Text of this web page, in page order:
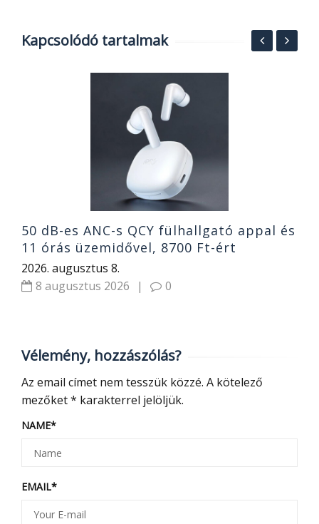
Kapcsolódó tartalmak
50 dB-es ANC-s QCY fülhallgató appal és
11 órás üzemidővel, 8700 Ft-ért
2026. augusztus 8.
8 augusztus 2026
| 0
Vélemény, hozzászólás?
Az email címet nem tesszük közzé. A kötelező
mezőket* karakterrel jelöljük.
NAME*
EMAIL*